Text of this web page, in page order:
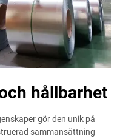
hållbarhet
gör den unik på
sammansättning